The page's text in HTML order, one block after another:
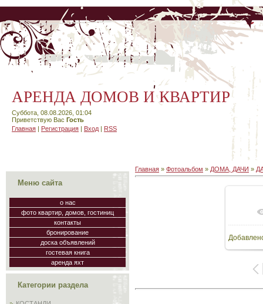
АРЕНДА ДОМОВ И КВАРТИР
Суббота, 08.08.2026, 01:04
Приветствую Вас Гость
Главная | Регистрация | Вход | RSS
Меню сайта
о нас
фото квартир, домов, гостиниц
контакты
бронирование
доска объявлений
гостевая книга
аренда яхт
Категории раздела
Главная » Фотоальбом » ДОМА, ДАЧИ »